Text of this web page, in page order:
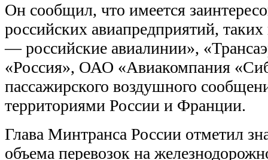
Он сообщил, что имеется
российских авиапредприятий,
— российские авиалинии»,
«Россия», ОАО «Авиакомпания
пассажирского воздушного
территориями России и Франции.
Глава Минтранса России отметил
объема перевозок на